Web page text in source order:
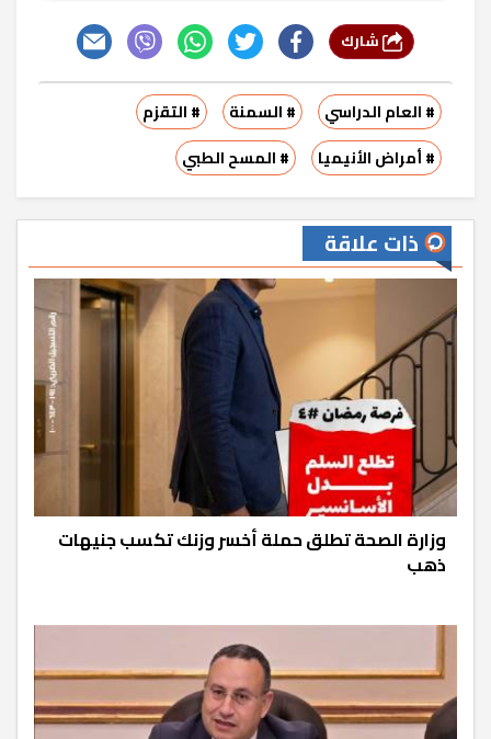
# العام الدراسي # السمنة
# التقزم
# أمراض الأنيميا
# المسح الطبي
ذات علاقة
وزارة الصحة تطلق حملة أخسر وزنك تكسب جنيهات
ذهب